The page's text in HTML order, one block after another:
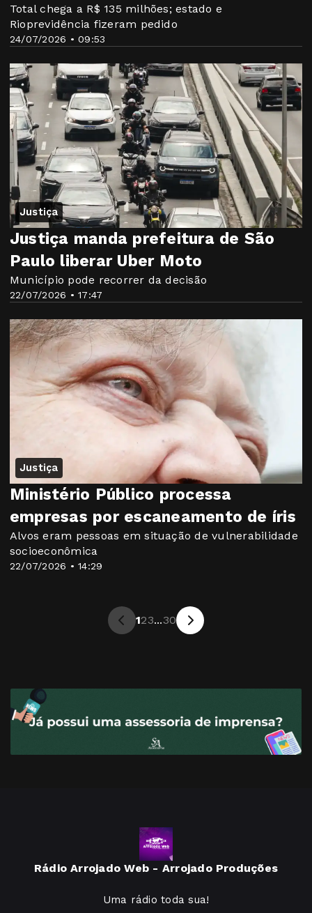
24/07/2026 • 09:53
Total chega a R$ 135 milhões; estado e
Rioprevidência fizeram pedido
Justiça
22/07/2026 • 17:47
Justiça manda prefeitura de São
Paulo liberar Uber Moto
Município pode recorrer da decisão
Justiça
22/07/2026 • 14:29
Ministério Público processa
empresas por escaneamento de íris
Alvos eram pessoas em situação de vulnerabilidade
socioeconômica
123...30
Rádio Arrojado Web - Arrojado Produções
Uma rádio toda sua!